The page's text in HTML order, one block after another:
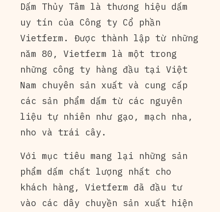
Dấm Thủy Tâm là thương hiệu dấm
uy tín của Công ty Cổ phần
Vietferm. Được thành lập từ những
năm 80, Vietferm là một trong
những công ty hàng đầu tại Việt
Nam chuyên sản xuất và cung cấp
các sản phẩm dấm từ các nguyên
liệu tự nhiên như gạo, mạch nha,
nho và trái cây.
Với mục tiêu mang lại những sản
phẩm dấm chất lượng nhất cho
khách hàng, Vietferm đã đầu tư
vào các dây chuyền sản xuất hiện